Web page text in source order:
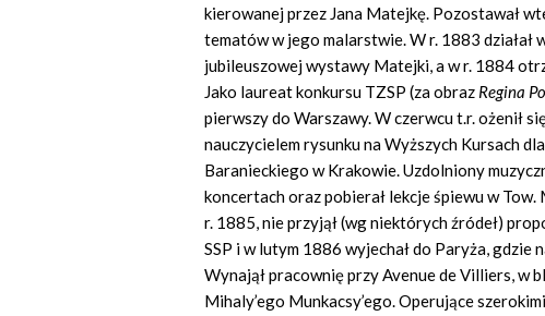
kierowanej przez Jana Matejkę. Pozostawał
tematów w jego malarstwie. W r. 1883 działał
jubileuszowej wystawy Matejki, a w r. 1884
Jako laureat konkursu TZSP (za obraz Regina
pierwszy do Warszawy. W czerwcu t.r. ożenił
nauczycielem rysunku na Wyższych Kursach
Baranieckiego w Krakowie. Uzdolniony
koncertach oraz pobierał lekcje śpiewu w
r. 1885, nie przyjął (wg niektórych źródeł)
SSP i w lutym 1886 wyjechał do Paryża, gdzie
Wynajął pracownię przy Avenue de Villiers, w
Mihaly’ego Munkacsy’ego. Operujące